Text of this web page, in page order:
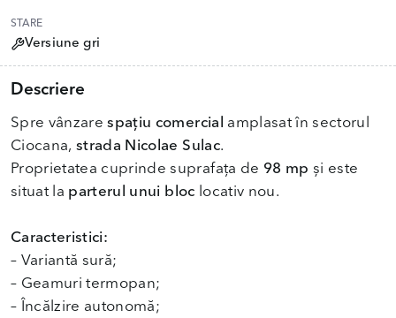
STARE
Versiune gri
Descriere
Spre vânzarespațiu comercial
amplasat în sectorul
Ciocana, strada Nicolae Sulac.
Proprietatea cuprinde suprafața de 98 mp și este
situat la parterul unui bloc locativ nou.
Caracteristici:
– Variantă sură;
– Geamuri termopan;
– Încălzire autonomă;